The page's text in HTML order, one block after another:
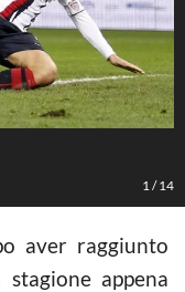
1 /14
aver raggiunto
appena